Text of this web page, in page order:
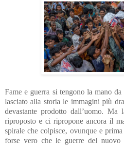
Fame e guerra si tengono la mano
lasciato alla storia le immagini più
devastante prodotto dall’uomo.
riproposto e ci ripropone ancora il
spirale che colpisce, ovunque e
forse vero che le guerre del nuovo